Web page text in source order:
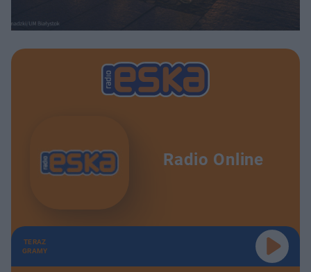
Radio Online
TERAZ
GRAMY